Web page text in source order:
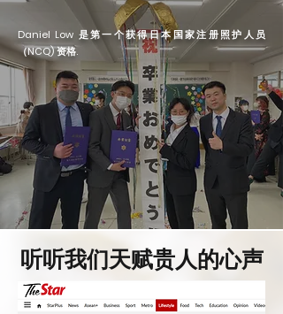
Daniel Low 是第一个获得日本国家注册照护人员
（NCQ) 资格.
听听我们天赋贵人的心声